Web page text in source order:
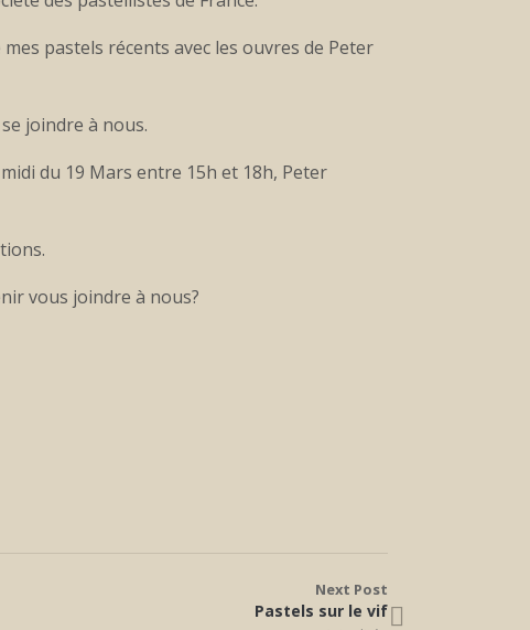
pastels récents avec les ouvres de Peter
joindre à nous.
du 19 Mars entre 15h et 18h, Peter
vous joindre à nous?
Next Post
Pastels sur le vif